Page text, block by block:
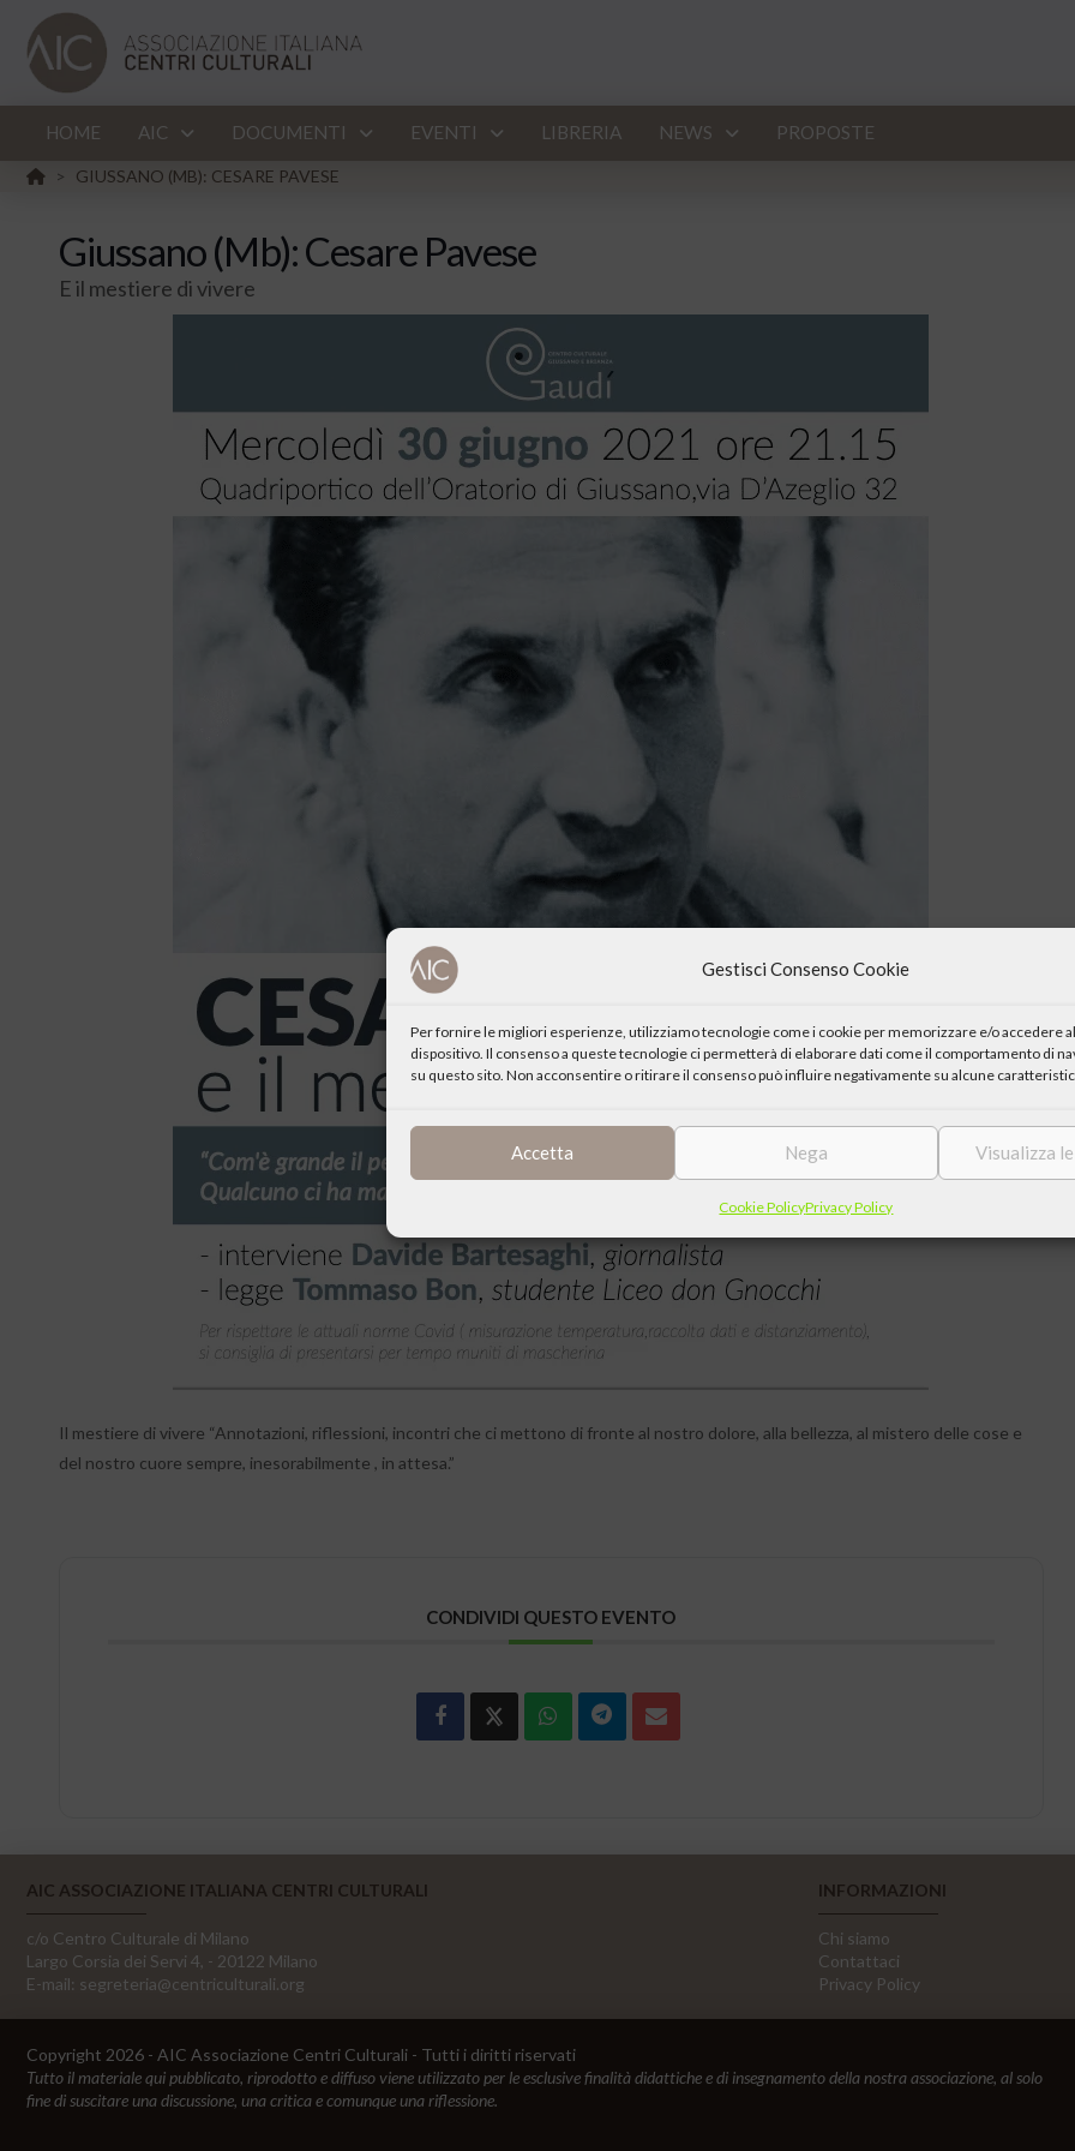
Gestisci Consenso Cookie
Per fornire le migliori esperienze, utilizziamo tecnologie come i cookie per memorizzare e/o accedere
dispositivo. Il consenso a queste tecnologie ci permetterà di elaborare dati come il comportamento di
su questo sito. Non acconsentire o ritirare il consenso può influire negativamente su alcune
Accetta Nega Visualizza
Cookie PolicyPrivacy Policy
HOME AIC DOCUMENTI EVENTI LIBRERIA NEWS PROPOSTE
HOME
> GIUSSANO (MB): CESARE PAVESE
Giussano (Mb): Cesare Pavese
E il mestiere di vivere
Il mestiere di vivere “Annotazioni, riflessioni, incontri che ci mettono di fronte al nostro dolore, alla bellezza, al mistero delle cose e
del nostro cuore sempre, inesorabilmente , in attesa.”
CONDIVIDI QUESTO EVENTO
AIC ASSOCIAZIONE ITALIANA CENTRI CULTURALI
c/o Centro Culturale di Milano
Largo Corsia dei Servi 4, - 20122 Milano
E-mail: segreteria@centriculturali.org
INFORMAZIONI
Chi siamo
Contattaci
Privacy Policy
Copyright 2026 - AIC Associazione Centri Culturali - Tutti i diritti riservati
Tutto il materiale qui pubblicato, riprodotto e diffuso viene utilizzato per le esclusive finalità didattiche e di insegnamento della nostra associazione, al solo
fine di suscitare una discussione, una critica e comunque una riflessione.